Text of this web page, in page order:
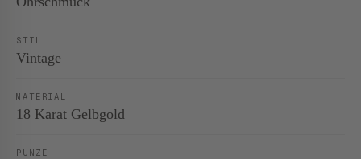
STIL
Vintage
MATERIAL
18 Karat Gelbgold
PUNZE